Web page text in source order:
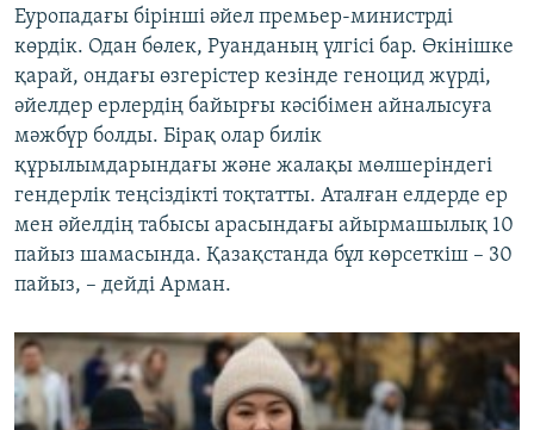
Еуропадағы бірінші әйел премьер-министрді
көрдік. Одан бөлек, Руанданың үлгісі бар. Өкінішке
қарай, ондағы өзгерістер кезінде геноцид жүрді,
әйелдер ерлердің байырғы кәсібімен айналысуға
мәжбүр болды. Бірақ олар билік
құрылымдарындағы және жалақы мөлшеріндегі
гендерлік теңсіздікті тоқтатты. Аталған елдерде ер
мен әйелдің табысы арасындағы айырмашылық 10
пайыз шамасында. Қазақстанда бұл көрсеткіш – 30
пайыз, – дейді Арман.